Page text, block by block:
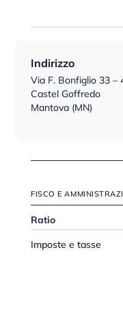
Indirizzo
Via F. Bonfiglio 33 –
Castel Goffredo
Mantova (MN)
FISCO E
Ratio
Imposte e tasse